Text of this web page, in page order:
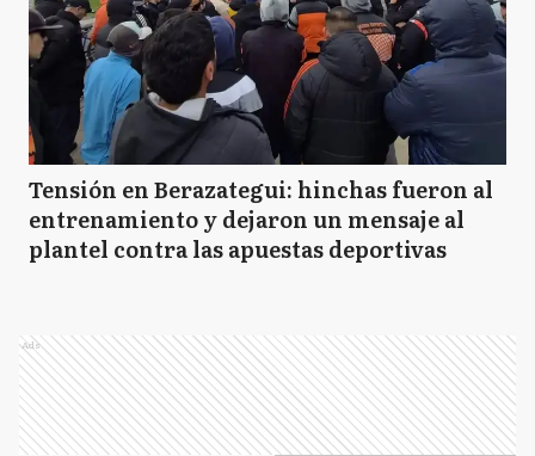
Tensión en Berazategui: hinchas fueron al
entrenamiento y dejaron un mensaje al
plantel contra las apuestas deportivas
Ads